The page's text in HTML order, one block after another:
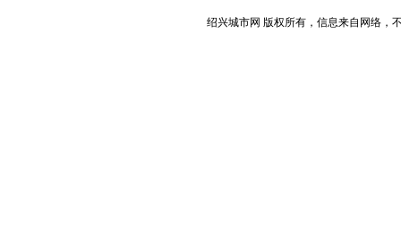
绍兴城市网 版权所有，信息来自网络，